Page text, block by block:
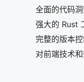
全面的代码
强大的 Rust
完整的版本
对前端技术